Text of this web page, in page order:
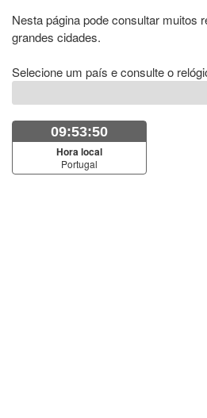
Nesta página pode consultar muitos
grandes cidades.
Selecione um país e consulte o
09:53:50
Hora local
Portugal